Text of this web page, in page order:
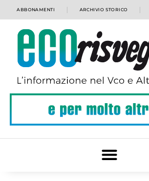
ABBONAMENTI ARCHIVIO STORICO